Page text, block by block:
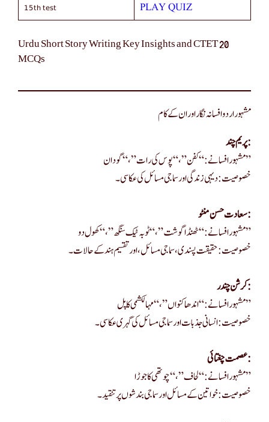
15th test PLAY QUIZ
Urdu Short Story Writing Key Insights and CTET 20
MCQs
مشہور اردو افسانہ نگار اور ان کے کام
پریم چند:
مشہور افسانے: “کفن”، “پوس کی رات”، “گودان”
خصوصیت: دیہی زندگی اور سماجی مسائل کی عکاسی۔
سعادت حسن منٹو:
مشہور افسانے: “ٹھنڈا گوشت”، “ٹوبہ ٹیک سنگھ”، “کھول دو”
خصوصیت: حقیقت پسندی، سماجی مسائل، اور تقسیم ہند کے حالات۔
کرشن چندر:
مشہور افسانے: “اندھا کنواں”، “مہالکشمی کا پل”
خصوصیت: انسانی جذبات اور سماجی مسائل کی گہری عکاسی۔
عصمت چغتائی:
مشہور افسانے: “لحاف”، “چوتھی کا جوڑا”
خصوصیت: خواتین کے مسائل اور سماجی بندشوں پر تنقید۔